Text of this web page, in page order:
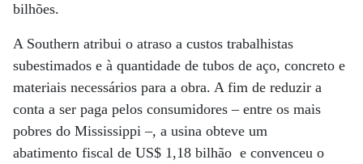
bilhões.
A Southern atribui o atraso a custos trabalhistas
subestimados e à quantidade de tubos de aço, concreto e
materiais necessários para a obra. A fim de reduzir a
conta a ser paga pelos consumidores – entre os mais
pobres do Mississippi –, a usina obteve um
abatimento fiscal de US$ 1,18 bilhão e convenceu o